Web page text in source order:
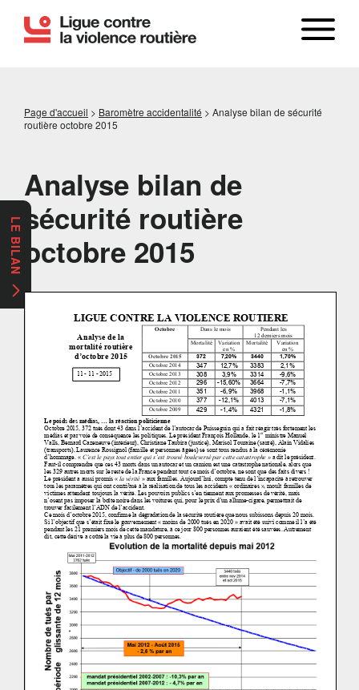
Page d'accueil > Baromètre accidentalité > Analyse bilan de sécurité
routière octobre 2015
Analyse bilan de
sécurité routière
octobre 2015
LE BILAN